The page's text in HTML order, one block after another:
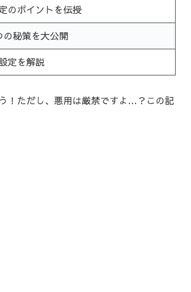
のポイントを伝授
秘策を大公開
定を解説
！ただし、悪用は厳禁ですよ…？この記